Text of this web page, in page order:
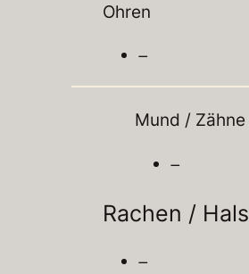
Ohren
–
Mund / Zähne
–
Rachen / Hals
–